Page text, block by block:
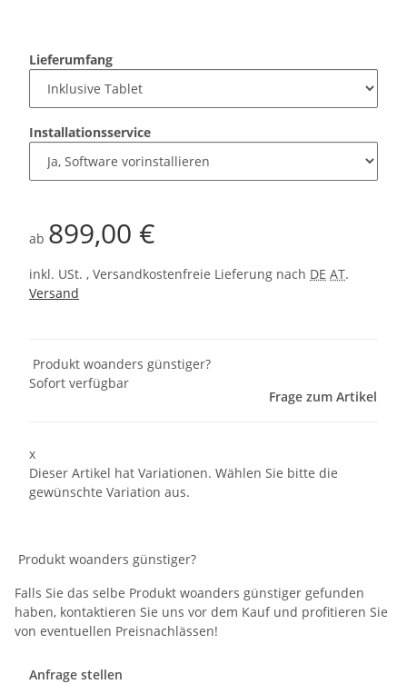
Lieferumfang
Installationsservice
ab 899,00 €
inkl. USt. , Versandkostenfreie Lieferung nach DE AT.
Versand
Produkt woanders günstiger?
Sofort verfügbar
Frage zum Artikel
x
Dieser Artikel hat Variationen. Wählen Sie bitte die
gewünschte Variation aus.
Produkt woanders günstiger?
Falls Sie das selbe Produkt woanders günstiger gefunden
haben, kontaktieren Sie uns vor dem Kauf und profitieren Sie
von eventuellen Preisnachlässen!
Anfrage stellen